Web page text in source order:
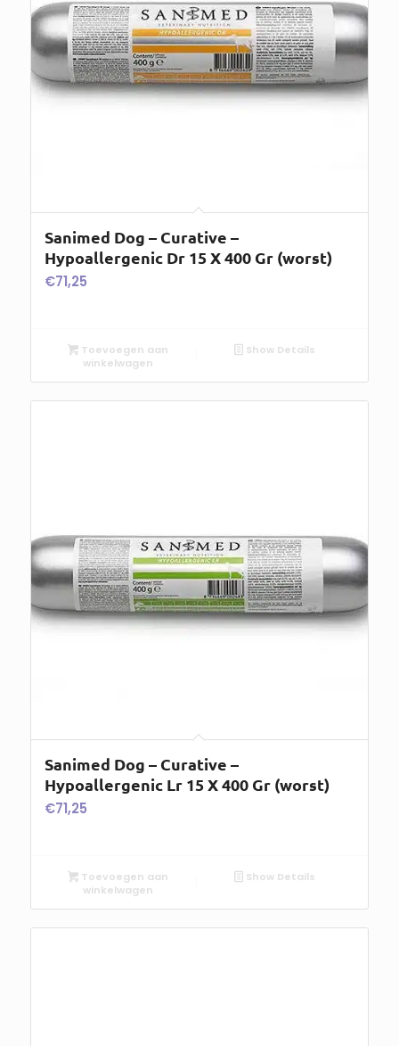
Sanimed Dog – Curative –
Hypoallergenic Dr 15 X 400 Gr (worst)
€71,25
Toevoegen aan
winkelwagen
Show Details
Sanimed Dog – Curative –
Hypoallergenic Lr 15 X 400 Gr (worst)
€71,25
Toevoegen aan
winkelwagen
Show Details